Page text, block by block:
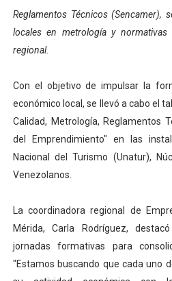
El Lactario del Iahula celebra
Plan Vacacional "Venezuela
Iniciación al yoga reúne a
Mincomunas impulsa el
Expertos inspeccionan
Reglamentos Técnicos (Sencamer),
locales en metrología y
regional.
Con el objetivo de impulsar la
económico local, se llevó a cabo el
Calidad, Metrología, Reglamentos
del Emprendimiento" en las
Nacional del Turismo (Unatur),
Venezolanos.
La coordinadora regional de
Mérida, Carla Rodríguez,
jornadas formativas para
"Estamos buscando que cada uno